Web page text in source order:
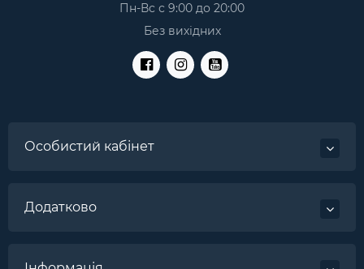
Пн-Вс с 9:00 до 20:00
Без вихідних
Особистий кабінет
Додатково